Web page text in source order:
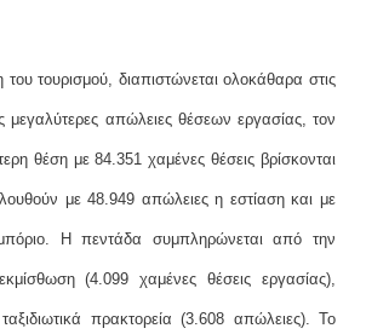
του τουρισμού, διαπιστώνεται ολοκάθαρα στις
μεγαλύτερες απώλειες θέσεων εργασίας, τον
θέση με 84.351 χαμένες θέσεις βρίσκονται
με 48.949 απώλειες η εστίαση και με
Η πεντάδα συμπληρώνεται από την
(4.099 χαμένες θέσεις εργασίας),
πρακτορεία (3.608 απώλειες). Το